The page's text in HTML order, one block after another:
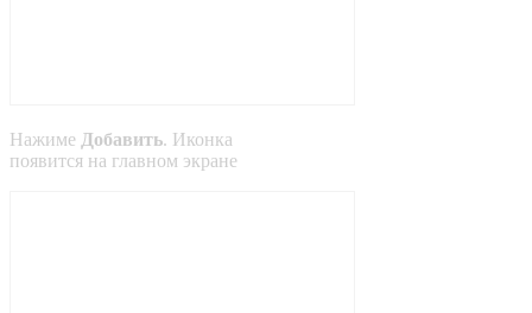
Нажиме Добавить. Иконка
появится на главном экране